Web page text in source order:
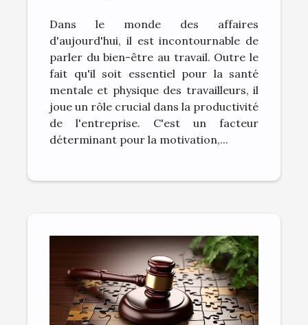
l'entreprise
Dans le monde des affaires
d'aujourd'hui, il est incontournable de
parler du bien-être au travail. Outre le
fait qu'il soit essentiel pour la santé
mentale et physique des travailleurs, il
joue un rôle crucial dans la productivité
de l'entreprise. C'est un facteur
déterminant pour la motivation,...